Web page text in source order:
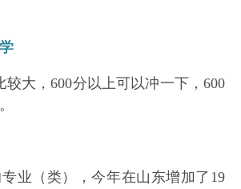
较大，600分以上可以冲一下，600
业（类），今年在山东增加了19